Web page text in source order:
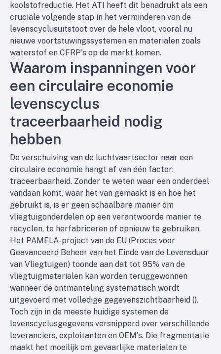
koolstofreductie. Het ATI heeft dit benadrukt als een
cruciale volgende stap in het verminderen van de
levenscyclusuitstoot over de hele vloot, vooral nu
nieuwe voortstuwingssystemen en materialen zoals
waterstof en CFRP's op de markt komen.
Waarom inspanningen voor
een circulaire economie
levenscyclus
traceerbaarheid nodig
hebben
De verschuiving van de luchtvaartsector naar een
circulaire economie hangt af van één factor:
traceerbaarheid. Zonder te weten waar een onderdeel
vandaan komt, waar het van gemaakt is en hoe het
gebruikt is, is er geen schaalbare manier om
vliegtuigonderdelen op een verantwoorde manier te
recyclen, te herfabriceren of opnieuw te gebruiken.
Het PAMELA-project van de EU (Proces voor
Geavanceerd Beheer van het Einde van de Levensduur
van Vliegtuigen) toonde aan dat tot 95% van de
vliegtuigmaterialen kan worden teruggewonnen
wanneer de ontmanteling systematisch wordt
uitgevoerd met volledige gegevenszichtbaarheid ().
Toch zijn in de meeste huidige systemen de
levenscyclusgegevens versnipperd over verschillende
leveranciers, exploitanten en OEM's. Die fragmentatie
maakt het moeilijk om gevaarlijke materialen te